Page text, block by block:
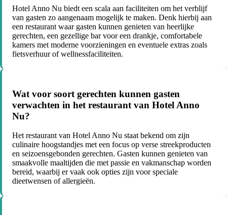
Hotel Anno Nu biedt een scala aan faciliteiten om het verblijf
van gasten zo aangenaam mogelijk te maken. Denk hierbij aan
een restaurant waar gasten kunnen genieten van heerlijke
gerechten, een gezellige bar voor een drankje, comfortabele
kamers met moderne voorzieningen en eventuele extras zoals
fietsverhuur of wellnessfaciliteiten.
Wat voor soort gerechten kunnen gasten
verwachten in het restaurant van Hotel Anno
Nu?
Het restaurant van Hotel Anno Nu staat bekend om zijn
culinaire hoogstandjes met een focus op verse streekproducten
en seizoensgebonden gerechten. Gasten kunnen genieten van
smaakvolle maaltijden die met passie en vakmanschap worden
bereid, waarbij er vaak ook opties zijn voor speciale
dieetwensen of allergieën.